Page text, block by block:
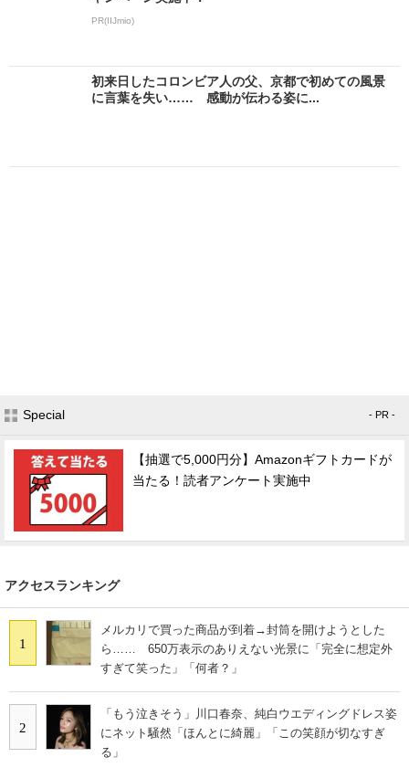
PR(IIJmio)
初来日したコロンビア人の父、京都で初めての風景
に言葉を失い…… 感動が伝わる姿に...
Special - PR -
【抽選で5,000円分】Amazonギフトカードが
当たる！読者アンケート実施中
アクセスランキング
1
メルカリで買った商品が到着→封筒を開けようとした
ら…… 650万表示のありえない光景に「完全に想定外
すぎて笑った」「何者？」
2
「もう泣きそう」川口春奈、純白ウエディングドレス姿
にネット騒然「ほんとに綺麗」「この笑顔が切なすぎ
る」